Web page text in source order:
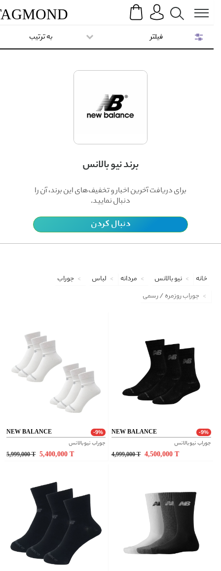
Search
TAGMOND
برند نیو بالانس
برای دریافت آخرین اخبار و تخفیف‌های این برند، آن را
دنبال نمایید.
دنبال کردن
به ترتیب
خانه نیو بالانس مردانه لباس
جوراب
جوراب روزمره / رسمی
NEW BALANCE -9%
جوراب نیوبالانس
5,999,000 T 5,400,000
NEW BALANCE -9%
جوراب نیوبالانس
4,999,000 T 4,500,000
فیلتر